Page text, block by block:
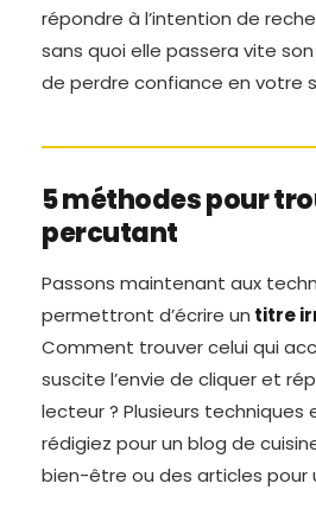
répondre à l’intention de
sans quoi elle passera vite
de perdre confiance en votre
5 méthodes pour
percutant
Passons maintenant aux
permettront d’écrire un titre
Comment trouver celui qui
suscite l’envie de cliquer et
lecteur ? Plusieurs techniques
rédigiez pour un blog de
bien-être ou des articles pour